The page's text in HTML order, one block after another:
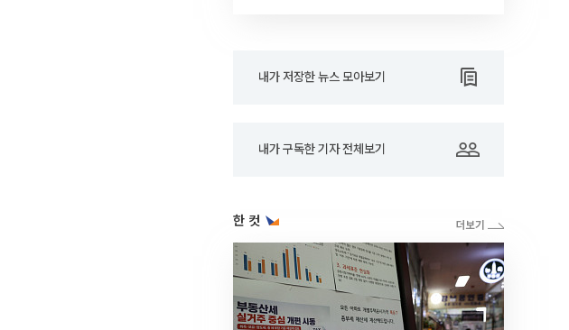
내가 저장한 뉴스 모아보기
내가 구독한 기자 전체보기
한 컷